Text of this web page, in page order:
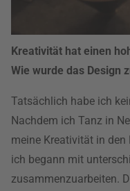
Kreativität hat einen
Wie wurde das Design
Tatsächlich habe ich
Nachdem ich Tanz in
meine Kreativität in den
ich begann mit
zusammenzuarbeiten.